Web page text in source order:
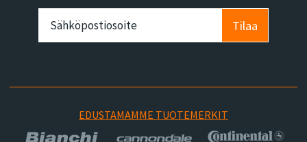
Tilaa
EDUSTAMAMME TUOTEMERKIT